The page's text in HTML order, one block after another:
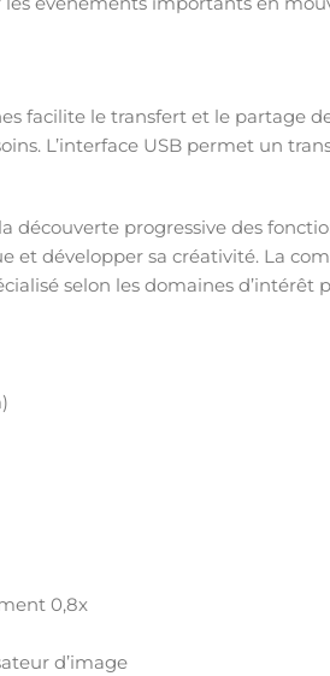
facilite le transfert et le partage
L’interface USB permet un
progressive des
développer sa créativité. La
selon les domaines d’intérêt
0,8x
d’image